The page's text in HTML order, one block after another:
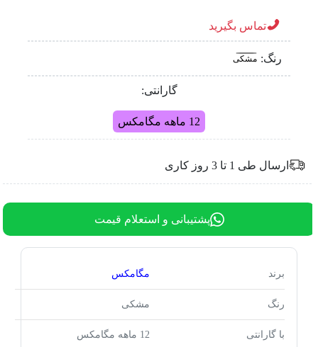
تماس بگیرید
رنگ: مشکی
گارانتی:
12 ماهه مگامکس
ارسال طی 1 تا 3 روز کاری
پشتیبانی و استعلام قیمت
برند مگامکس
رنگ مشکی
با گارانتی 12 ماهه مگامکس